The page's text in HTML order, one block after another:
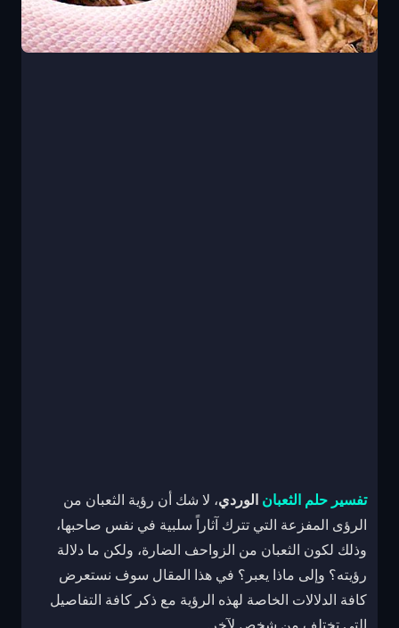
تفسير حلم الثعبان الوردي، لا شك أن رؤية الثعبان من
الرؤى المفزعة التي تترك آثاراً سلبية في نفس صاحبها،
وذلك لكون الثعبان من الزواحف الضارة، ولكن ما دلالة
رؤيته؟ وإلى ماذا يعبر؟ في هذا المقال سوف نستعرض
كافة الدلالات الخاصة لهذه الرؤية مع ذكر كافة التفاصيل
التي تختلف من شخص لآخر.